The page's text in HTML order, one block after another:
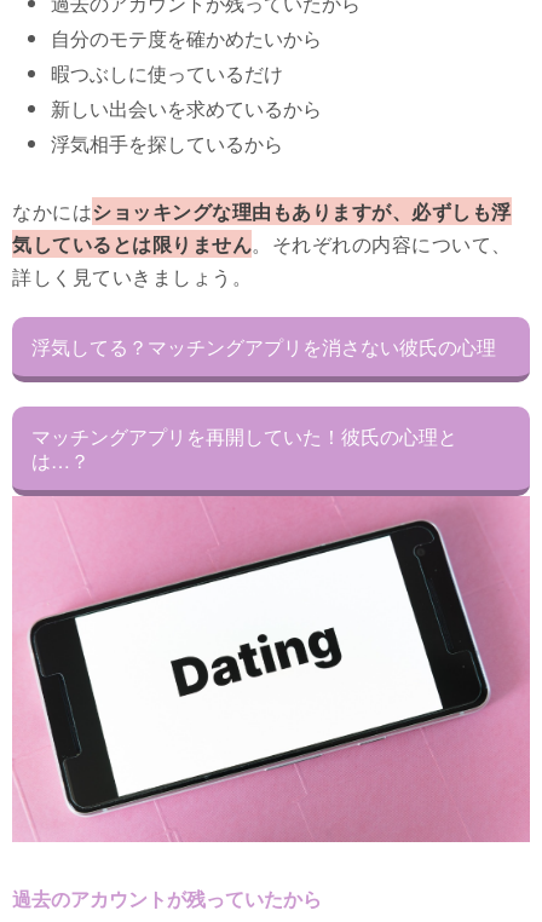
自分のモテ度を確かめたいから
暇つぶしに使っているだけ
新しい出会いを求めているから
浮気相手を探しているから
なかにはショッキングな理由もありますが、必ずしも浮
気しているとは限りません。それぞれの内容について、
詳しく見ていきましょう。
浮気してる？マッチングアプリを消さない彼氏の心理
マッチングアプリを再開していた！彼氏の心理と
は…？
過去のアカウントが残っていたから